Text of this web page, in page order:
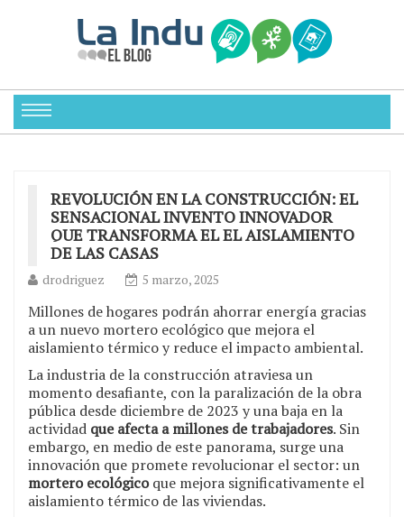
REVOLUCIÓN EN LA CONSTRUCCIÓN: EL
SENSACIONAL INVENTO INNOVADOR
QUE TRANSFORMA EL EL AISLAMIENTO
DE LAS CASAS
drodriguez 5 marzo, 2025
Millones de hogares podrán ahorrar energía gracias
a un nuevo mortero ecológico que mejora el
aislamiento térmico y reduce el impacto ambiental.
La industria de la construcción atraviesa un
momento desafiante, con la paralización de la obra
pública desde diciembre de 2023 y una baja en la
actividad que afecta a millones de trabajadores. Sin
embargo, en medio de este panorama, surge una
innovación que promete revolucionar el sector: un
mortero ecológicoque mejora significativamente el
aislamiento térmico de las viviendas.